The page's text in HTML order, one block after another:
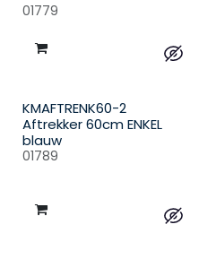
01779
KMAFTRENK60-2
Aftrekker 60cm ENKEL
blauw
01789